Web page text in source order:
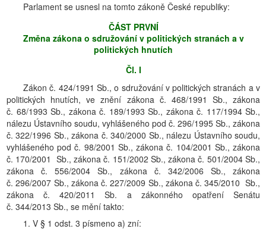
Parlament se usnesl na tomto zákoně České republiky:
ČÁST PRVNÍ
Změna zákona o sdružování v politických stranách a v
politických hnutích
Čl. I
Zákon č. 424/1991 Sb., o sdružování v politických stranách a v
politických hnutích, ve znění zákona č. 468/1991 Sb., zákona
č. 68/1993 Sb., zákona č. 189/1993 Sb., zákona č. 117/1994 Sb.,
nálezu Ústavního soudu, vyhlášeného pod č. 296/1995 Sb., zákona
č. 322/1996 Sb., zákona č. 340/2000 Sb., nálezu Ústavního soudu,
vyhlášeného pod č. 98/2001 Sb., zákona č. 104/2001 Sb., zákona
č. 170/2001 Sb., zákona č. 151/2002 Sb., zákona č. 501/2004 Sb.,
zákona č. 556/2004 Sb., zákona č. 342/2006 Sb., zákona
č. 296/2007 Sb., zákona č. 227/2009 Sb., zákona č. 345/2010 Sb.,
zákona č. 420/2011 Sb. a zákonného opatření Senátu
č. 344/2013 Sb., se mění takto:
1. V § 1 odst. 3 písmeno a) zní: